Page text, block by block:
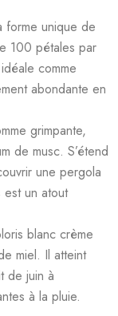
forme unique de
100 pétales par
comme
abondante en
grimpante,
de musc. S’étend
une pergola
est un atout
blanc crème
miel. Il atteint
de juin à
à la pluie.